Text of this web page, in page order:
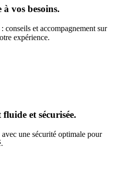
vos besoins.
conseils et accompagnement sur
expérience.
et sécurisée.
une sécurité optimale pour